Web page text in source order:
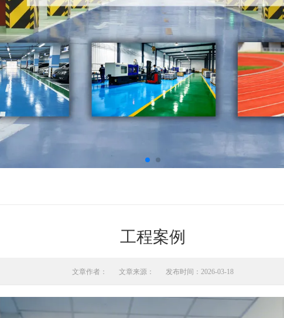
工程案例
文章作者： 文章来源： 发布时间：2026-03-18